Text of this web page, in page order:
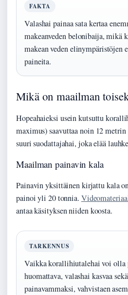
FAKTA
Valashai painaa sata kertaa
makeanveden belonibaija, mikä
makean veden
paineita.
Mikä on maailman
Hopeahaieksi usein kutsuttu
maximus) saavuttaa noin 12
suuri suodattajahai, joka elää
Maailman painavin kala
Painavin yksittäinen kirjattu kala
painoi yli 20 tonnia.
antaa käsityksen niiden koosta.
TARKENNUS
Vaikka korallihiutalehai voi olla
huomattava, valashai kasvaa
painavammaksi, vahvistaen